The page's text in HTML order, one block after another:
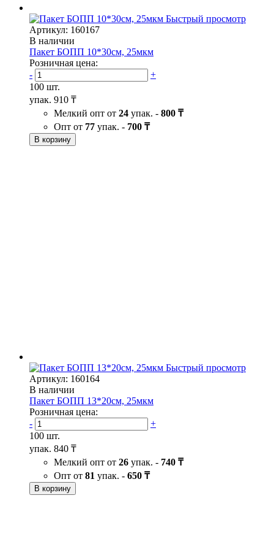
Быстрый просмотр
Артикул: 160167
В наличии
Пакет БОПП 10*30см, 25мкм
Розничная цена:
-
+
100 шт.
упак. 910 ₸
Мелкий опт от 24 упак. - 800 ₸
Опт от 77 упак. - 700 ₸
В корзину
Быстрый просмотр
Артикул: 160164
В наличии
Пакет БОПП 13*20см, 25мкм
Розничная цена:
-
+
100 шт.
упак. 840 ₸
Мелкий опт от 26 упак. - 740 ₸
Опт от 81 упак. - 650 ₸
В корзину